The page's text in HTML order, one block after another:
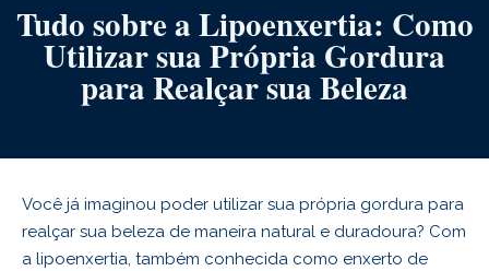
Tudo sobre a Lipoenxertia: Como
Utilizar sua Própria Gordura
para Realçar sua Beleza
Você já imaginou poder utilizar sua própria gordura para
realçar sua beleza de maneira natural e duradoura? Com
a lipoenxertia, também conhecida como enxerto de